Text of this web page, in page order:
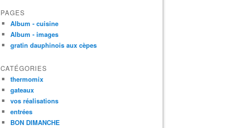
PAGES
Album - cuisine
Album - images
gratin dauphinois aux cèpes
CATÉGORIES
thermomix
gateaux
vos réalisations
entrées
BON DIMANCHE